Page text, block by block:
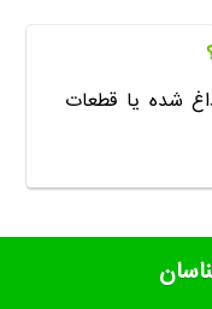
شده یا قطعات